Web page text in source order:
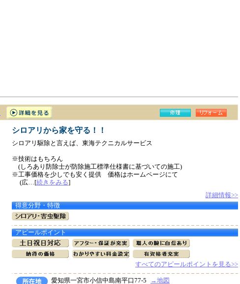
シロアリから家を守る！！
シロアリ駆除と言えば、東海テクニカルサービス
※技術はもちろん
(しろあり防除士が防除施工標準仕様書に基づいての施工)
※工事価格を少しでも安く提供 価格はホームページにて
(広…[続きをみる]
詳細情報>>
得意分野・特徴
アピールポイント
すべてのアピールポイントを見る>>
愛知県一宮市小信中島南平口77-5 →地図